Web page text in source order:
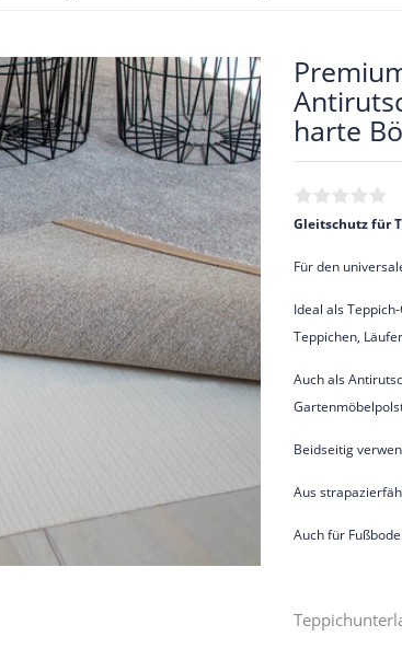
harte
Gleitschutz für
Für den
Ideal als
Teppichen,
Auch als
Beidseitig
Aus
Auch für